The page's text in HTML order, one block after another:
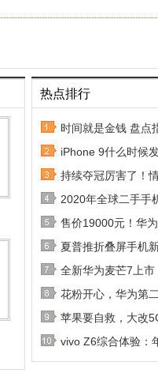
热点排行
时间就是金钱 盘点
iPhone 9什么时候
持续夺冠厉害了！
2020年全球二手手
售价19000元！华
夏普推折叠屏手机
全新华为麦芒7上
花粉开心，华为第
苹果要自救，大改
vivo Z6综合体验：